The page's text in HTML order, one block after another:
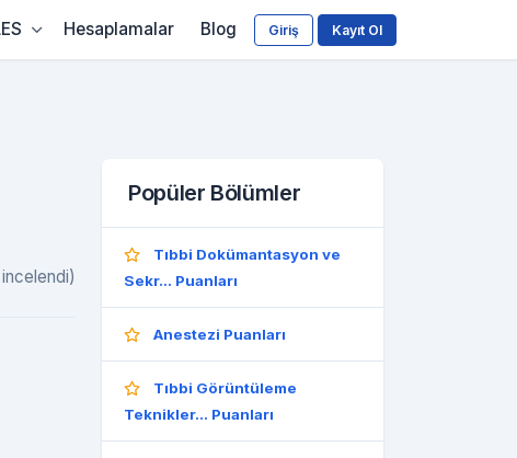
Giriş Kayıt Ol
Hesaplamalar Blog
Popüler Bölümler
Tıbbi Dokümantasyon ve
Sekr... Puanları
Anestezi Puanları
Tıbbi Görüntüleme
Teknikler... Puanları